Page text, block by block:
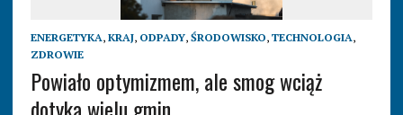
ENERGETYKA, KRAJ, ODPADY, ŚRODOWISKO, TECHNOLOGIA,
ZDROWIE
Powiało optymizmem, ale smog wciąż